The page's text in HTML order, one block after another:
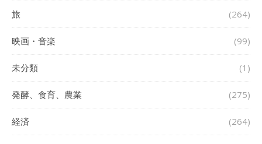
旅 (264)
映画・音楽 (99)
未分類 (1)
発酵、食育、農業 (275)
経済 (264)